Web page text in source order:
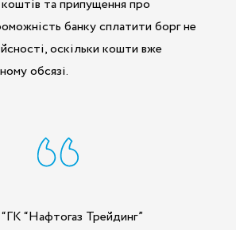
та припущення про
банку сплатити борг не
оскільки кошти вже
обсязі.
“Нафтогаз Трейдинг”